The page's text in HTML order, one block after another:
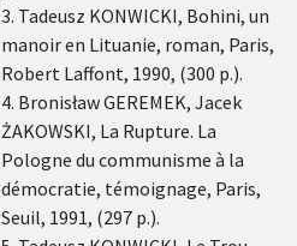
secourues
par
l’imagination
qui est le
plus
grand
don
naturel
reçu par
l’homme.
3. Tadeusz KONWICKI, Bohini, un
manoir en Lituanie, roman, Paris,
Robert Laffont, 1990, (300 p.).
4. Bronisław GEREMEK, Jacek
ŻAKOWSKI, La Rupture. La
Pologne du communisme à la
démocratie, témoignage, Paris,
Seuil, 1991, (297 p.).